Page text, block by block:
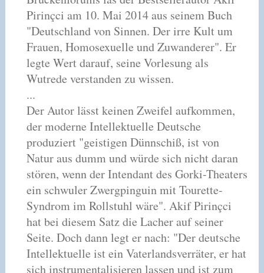
Pirinçci am 10. Mai 2014 aus seinem Buch
"Deutschland von Sinnen. Der irre Kult um
Frauen, Homosexuelle und Zuwanderer". Er
legte Wert darauf, seine Vorlesung als
Wutrede verstanden zu wissen.
...
Der Autor lässt keinen Zweifel aufkommen,
der moderne Intellektuelle Deutsche
produziert "geistigen Dünnschiß, ist von
Natur aus dumm und würde sich nicht daran
stören, wenn der Intendant des Gorki-Theaters
ein schwuler Zwergpinguin mit Tourette-
Syndrom im Rollstuhl wäre". Akif Pirinçci
hat bei diesem Satz die Lacher auf seiner
Seite. Doch dann legt er nach: "Der deutsche
Intellektuelle ist ein Vaterlandsverräter, er hat
sich instrumentalisieren lassen und ist zum